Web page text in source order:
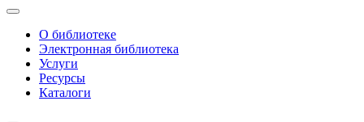
О библиотеке
Электронная библиотека
Услуги
Ресурсы
Каталоги